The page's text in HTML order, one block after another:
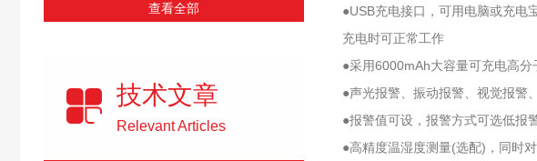
查看全部
技术文章
Relevant Articles
●USB充电接口，可用电脑或充电
充电时可正常工作
●采用6000mAh大容量可充电高
●声光报警、振动报警、视觉报警
●报警值可设，报警方式可选低报
●高精度温湿度测量(选配)，同时